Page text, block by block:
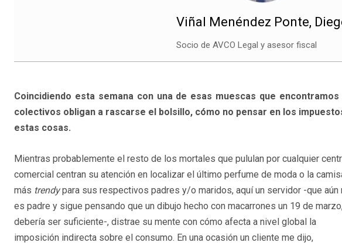
Viñal Menéndez Ponte,
Socio de AVCO Legal y asesor fiscal
Coincidiendo esta semana con una de esas muescas que
colectivos obligan a rascarse el bolsillo, cómo no pensar en los
estas cosas.
Mientras probablemente el resto de los mortales que pululan por cualquier
comercial centran su atención en localizar el último perfume de moda o la
más trendypara sus respectivos padres y/o maridos, aquí un servidor -que aún
es padre y sigue pensando que un dibujo hecho con macarrones un 19 de
debería ser suficiente-, distrae su mente con cómo afecta a nivel global la
imposición indirecta sobre el consumo. En una ocasión un cliente me dijo,